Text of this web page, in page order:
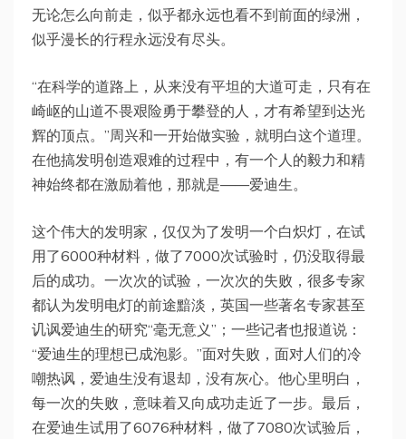
无论怎么向前走，似乎都永远也看不到前面的绿洲，
似乎漫长的行程永远没有尽头。
“在科学的道路上，从来没有平坦的大道可走，只有在
崎岖的山道不畏艰险勇于攀登的人，才有希望到达光
辉的顶点。”周兴和一开始做实验，就明白这个道理。
在他搞发明创造艰难的过程中，有一个人的毅力和精
神始终都在激励着他，那就是——爱迪生。
这个伟大的发明家，仅仅为了发明一个白炽灯，在试
用了6000种材料，做了7000次试验时，仍没取得最
后的成功。一次次的试验，一次次的失败，很多专家
都认为发明电灯的前途黯淡，英国一些著名专家甚至
讥讽爱迪生的研究“毫无意义”；一些记者也报道说：
“爱迪生的理想已成泡影。”面对失败，面对人们的冷
嘲热讽，爱迪生没有退却，没有灰心。他心里明白，
每一次的失败，意味着又向成功走近了一步。最后，
在爱迪生试用了6076种材料，做了7080次试验后，